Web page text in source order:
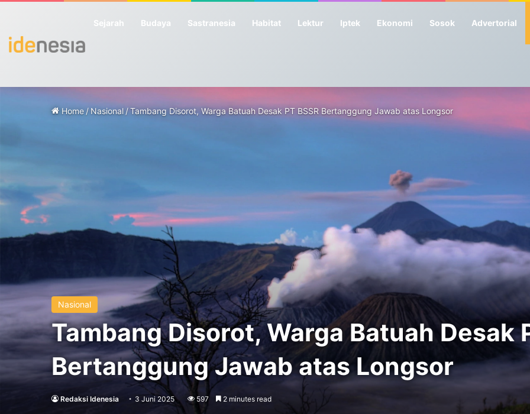
Sejarah Budaya Sastranesia Habitat Lektur Iptek Ekonomi Sosok Advertorial
Home /Nasional /Tambang Disorot, Warga Batuah Desak PT BSSR Bertanggung Jawab atas Longsor
Nasional
Tambang Disorot, Warga Batuah Desak
Bertanggung Jawab atas Longsor
Redaksi Idenesia 3 Juni 2025 597 2 minutes read